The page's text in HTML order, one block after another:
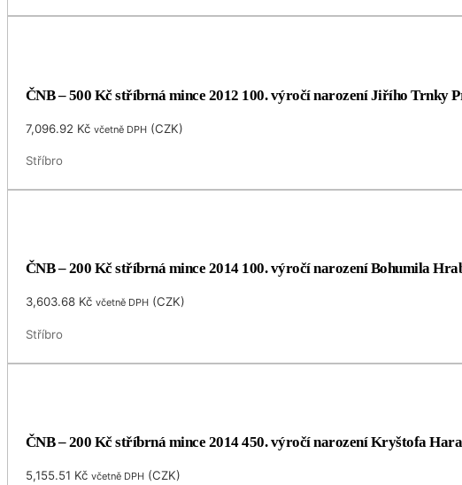
ČNB – 500 Kč stříbrná mince 2012 100. výročí narození Jiřího Trnky
7,096.92 Kč včetně DPH(CZK)
Stříbro
ČNB – 200 Kč stříbrná mince 2014 100. výročí narození Bohumila
3,603.68 Kč včetně DPH(CZK)
Stříbro
ČNB – 200 Kč stříbrná mince 2014 450. výročí narození Kryštofa
5,155.51 Kč včetně DPH(CZK)